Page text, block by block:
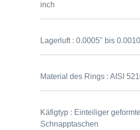
inch
Lagerluft :0.0005" bis
Material des Rings :AISI
Käfigtyp : Einteiliger
Schnapptaschen